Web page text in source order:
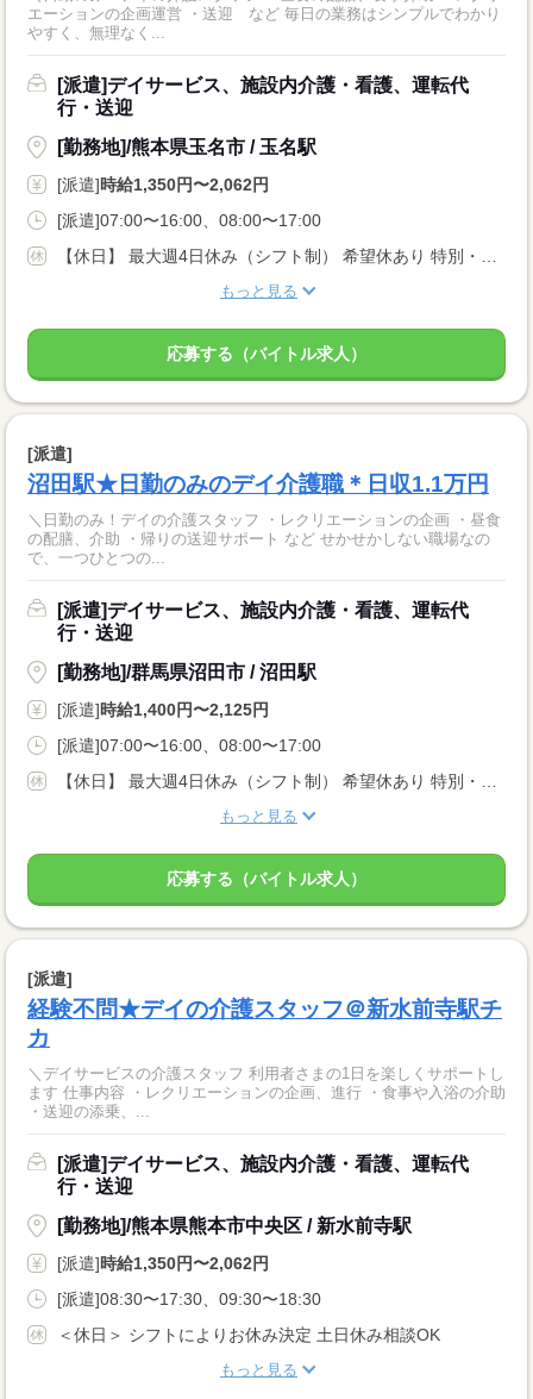
エーションの企画運営 ・送迎 など 毎日の業務はシンプルでわかり
やすく、無理なく...
[派遣]デイサービス、施設内介護・看護、運転代
行・送迎
[勤務地]/熊本県玉名市 / 玉名駅
[派遣]時給1,350円〜2,062円
[派遣]07:00〜16:00、08:00〜17:00
【休日】 最大週4日休み（シフト制） 希望休あり 特別・有給休暇あり
もっと見る
応募する（バイトル求人）
[派遣]
沼田駅★日勤のみのデイ介護職＊日収1.1万円
＼日勤のみ！デイの介護スタッフ ・レクリエーションの企画 ・昼食
の配膳、介助 ・帰りの送迎サポート など せかせかしない職場なの
で、一つひとつの...
[派遣]デイサービス、施設内介護・看護、運転代
行・送迎
[勤務地]/群馬県沼田市 / 沼田駅
[派遣]時給1,400円〜2,125円
[派遣]07:00〜16:00、08:00〜17:00
【休日】 最大週4日休み（シフト制） 希望休あり 特別・有給休暇あり
もっと見る
応募する（バイトル求人）
[派遣]
経験不問★デイの介護スタッフ＠新水前寺駅チ
カ
＼デイサービスの介護スタッフ 利用者さまの1日を楽しくサポートし
ます 仕事内容 ・レクリエーションの企画、進行 ・食事や入浴の介助
・送迎の添乗、...
[派遣]デイサービス、施設内介護・看護、運転代
行・送迎
[勤務地]/熊本県熊本市中央区 / 新水前寺駅
[派遣]時給1,350円〜2,062円
[派遣]08:30〜17:30、09:30〜18:30
＜休日＞ シフトによりお休み決定 土日休み相談OK
もっと見る